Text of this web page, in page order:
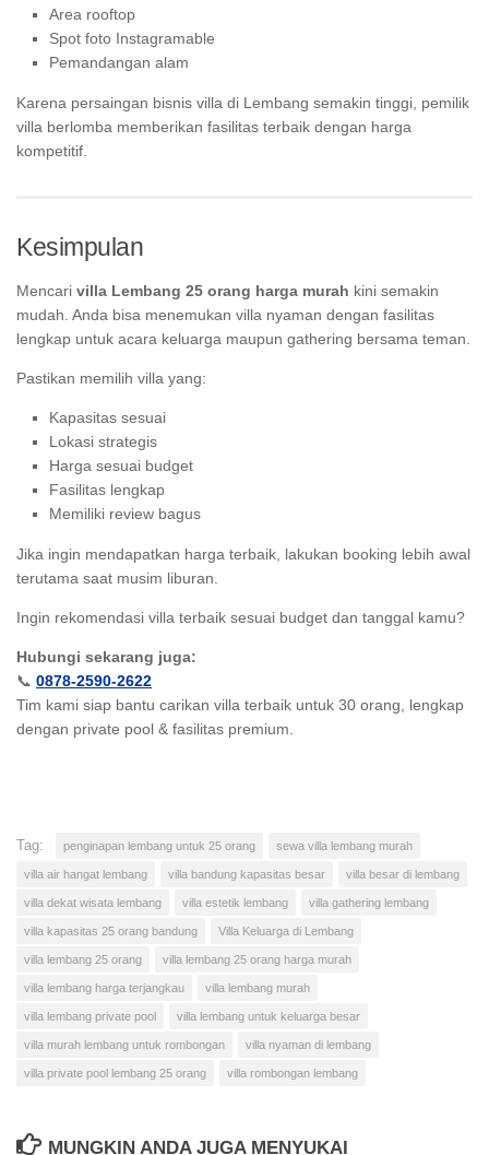
Area rooftop
Spot foto Instagramable
Pemandangan alam
Karena persaingan bisnis villa di Lembang semakin tinggi, pemilik
villa berlomba memberikan fasilitas terbaik dengan harga
kompetitif.
Kesimpulan
Mencari villa Lembang 25 orang harga murah kini semakin
mudah. Anda bisa menemukan villa nyaman dengan fasilitas
lengkap untuk acara keluarga maupun gathering bersama teman.
Pastikan memilih villa yang:
Kapasitas sesuai
Lokasi strategis
Harga sesuai budget
Fasilitas lengkap
Memiliki review bagus
Jika ingin mendapatkan harga terbaik, lakukan booking lebih awal
terutama saat musim liburan.
Ingin rekomendasi villa terbaik sesuai budget dan tanggal kamu?
Hubungi sekarang juga:
📞 0878-2590-2622
Tim kami siap bantu carikan villa terbaik untuk 30 orang, lengkap
dengan private pool & fasilitas premium.
Tag: penginapan lembang untuk 25 orang sewa villa lembang murah
villa air hangat lembang villa bandung kapasitas besar villa besar di lembang
villa dekat wisata lembang villa estetik lembang villa gathering lembang
villa kapasitas 25 orang bandung Villa Keluarga di Lembang
villa lembang 25 orang villa lembang 25 orang harga murah
villa lembang harga terjangkau villa lembang murah
villa lembang private pool villa lembang untuk keluarga besar
villa murah lembang untuk rombongan villa nyaman di lembang
villa private pool lembang 25 orang villa rombongan lembang
MUNGKIN ANDA JUGA MENYUKAI